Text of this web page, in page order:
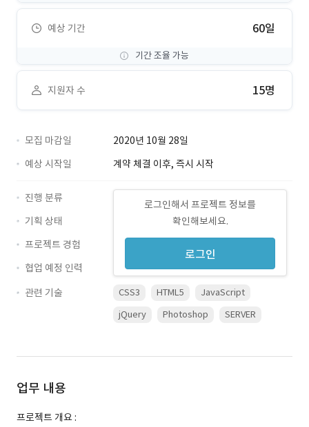
예상 기간 60일
기간 조율 가능
지원자 수 15명
모집 마감일
2020년 10월 28일
예상 시작일
계약 체결 이후, 즉시 시작
로그인해서 프로젝트 정보를
확인해보세요.
로그인
진행 분류
기획 상태
프로젝트 경험
협업 예정 인력
관련 기술
CSS3 HTML5
JavaScript
jQuery
Photoshop SERVER
업무 내용
프로젝트 개요 :